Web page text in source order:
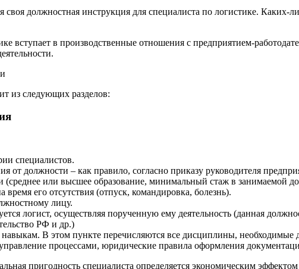
должностная инструкция для специалиста по логистике. Каких-
вступает в производственные отношения с предприятием-
из следующих разделов:
специалистов.
от должности – как правило, согласно приказу руководителя
(среднее или высшее образование, минимальный стаж в занимаемой
его отсутствия (отпуск, командировка, болезнь).
лицу.
логист, осуществляя порученную ему деятельность (данная
РФ и др.)
В этом пункте перечисляются все дисциплины, необходимые
процессами, юридические правила оформления
пригодность специалиста определяется экономическим